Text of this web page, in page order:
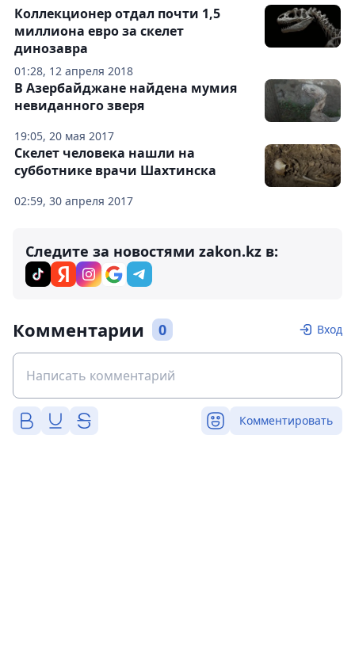
01:28, 12 апреля 2018
Коллекционер отдал почти 1,5
миллиона евро за скелет
динозавра
19:05, 20 мая 2017
В Азербайджане найдена мумия
невиданного зверя
02:59, 30 апреля 2017
Скелет человека нашли на
субботнике врачи Шахтинска
Следите за новостями zakon.kz в:
Комментарии 0 Вход
Комментировать